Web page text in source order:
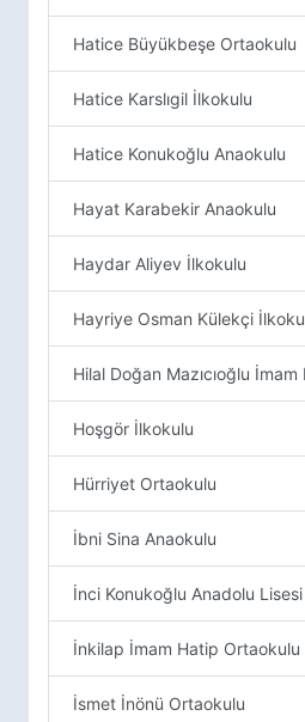
Hatice Büyükbeşe Ortaokulu
Hatice Karslıgil İlkokulu
Hatice Konukoğlu Anaokulu
Hayat Karabekir Anaokulu
Haydar Aliyev İlkokulu
Hayriye Osman Külekçi
Hilal Doğan Mazıcıoğlu
Hoşgör İlkokulu
Hürriyet Ortaokulu
İbni Sina Anaokulu
İnci Konukoğlu Anadolu Lisesi
İnkilap İmam Hatip Ortaokulu
İsmet İnönü Ortaokulu